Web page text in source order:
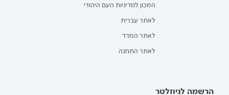
המכון למדיניות העם היהודי
לאתר עברית
לאתר המדד
לאתר התחנה
הרשמה לניוזלטר